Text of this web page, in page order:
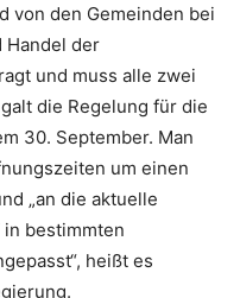
von den Gemeinden bei
Handel der
und muss alle zwei
die Regelung für die
30. September. Man
um einen
„an die aktuelle
in bestimmten
heißt es